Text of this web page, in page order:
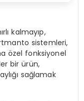
kalmayıp,
sistemleri,
özel fonksiyonel
bir ürün,
sağlamak